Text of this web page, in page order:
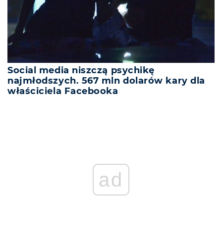
Social media niszczą psychikę
najmłodszych. 567 mln dolarów kary dla
właściciela Facebooka
ad